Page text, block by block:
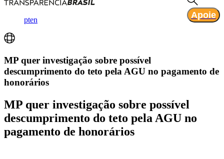
pten Apoie
MP quer investigação sobre possível
descumprimento do teto pela AGU no pagamento de
honorários
MP quer investigação sobre possível
descumprimento do teto pela AGU no
pagamento de honorários